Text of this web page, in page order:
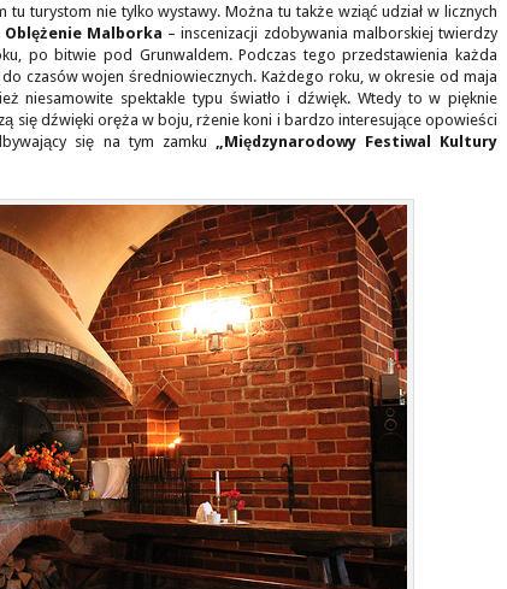
turystom nie tylko wystawy. Można tu także wziąć udział w licznych
Oblężenie Malborka – inscenizacji zdobywania malborskiej twierdzy
po bitwie pod Grunwaldem. Podczas tego przedstawienia każda
czasów wojen średniowiecznych. Każdego roku, w okresie od maja
niesamowite spektakle typu światło i dźwięk. Wtedy to w pięknie
się dźwięki oręża w boju, rżenie koni i bardzo interesujące opowieści
się na tym zamku „Międzynarodowy Festiwal Kultury